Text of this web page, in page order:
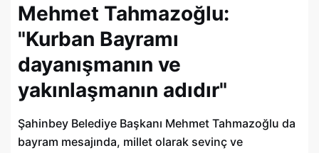
Mehmet Tahmazoğlu:
"Kurban Bayramı
dayanışmanın ve
yakınlaşmanın adıdır"
Şahinbey Belediye Başkanı Mehmet Tahmazoğlu da
bayram mesajında, millet olarak sevinç ve